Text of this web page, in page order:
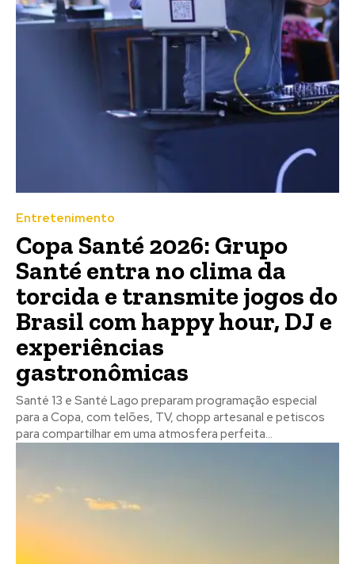
Entretenimento
Copa Santé 2026: Grupo
Santé entra no clima da
torcida e transmite jogos do
Brasil com happy hour, DJ e
experiências
gastronômicas
Santé 13 e Santé Lago preparam programação especial
para a Copa, com telões, TV, chopp artesanal e petiscos
para compartilhar em uma atmosfera perfeita...